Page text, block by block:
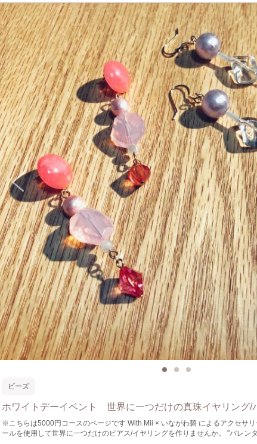
ビーズ
ホワイトデーイベント 世界に一つだけの真珠イヤリング
※こちらは5000円コースのページです With Mii × いながわ碧 によるアクセサリーワークショップ。 本物のパ
ールを使用して世界に一つだけのピアス/イヤリングを作りませんか。 "バレン